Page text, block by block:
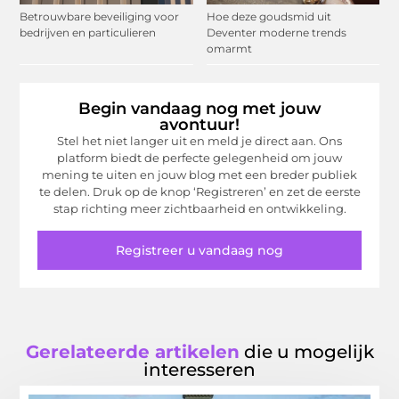
Betrouwbare beveiliging voor
bedrijven en particulieren
Hoe deze goudsmid uit
Deventer moderne trends
omarmt
Begin vandaag nog met jouw
avontuur!
Stel het niet langer uit en meld je direct aan. Ons
platform biedt de perfecte gelegenheid om jouw
mening te uiten en jouw blog met een breder publiek
te delen. Druk op de knop ‘Registreren’ en zet de eerste
stap richting meer zichtbaarheid en ontwikkeling.
Registreer u vandaag nog
Gerelateerde artikelen die u mogelijk
interesseren